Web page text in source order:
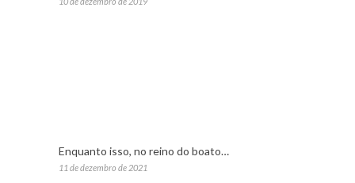
Enquanto isso, no reino do boato…
11 de dezembro de 2021